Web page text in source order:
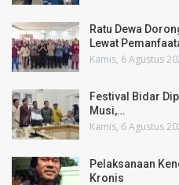
Ratu Dewa
Lewat
Kamis, 6 Agustus
Festival Bidar
Musi,…
Kamis, 6 Agustus
Pelaksanaan
Kronis